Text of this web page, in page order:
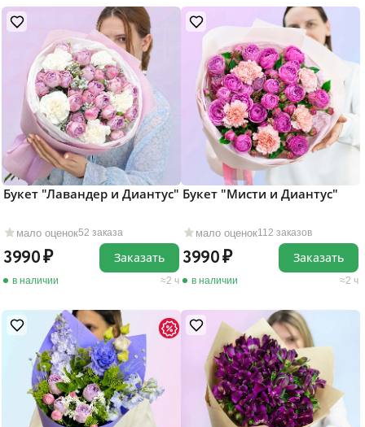
мало оценок52 заказа
Букет "Лавандер и Диантус"
3990
в наличии 2 ч
Заказать
мало оценок112 заказов
Букет "Мисти и Диантус"
3990
в наличии 2 ч
Заказать